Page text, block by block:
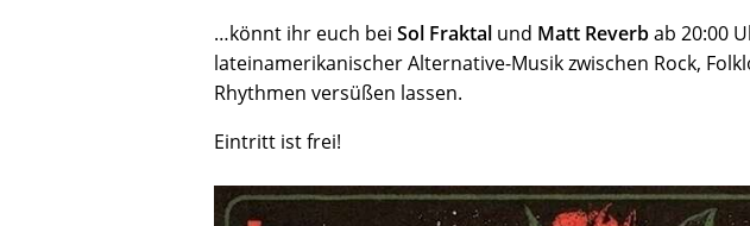
…könnt ihr euch bei Sol Fraktal und Matt Reverbab 20:00
lateinamerikanischer Alternative-Musik zwischen Rock,
Rhythmen versüßen lassen.
Eintritt ist frei!